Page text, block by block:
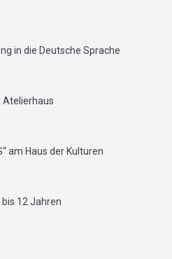
in die Deutsche Sprache
Atelierhaus
am Haus der Kulturen
12 Jahren